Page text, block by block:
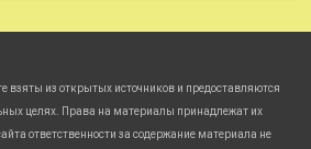
взяты из открытых источников и предоставляются
целях. Права на материалы принадлежат их
ответственности за содержание материала не